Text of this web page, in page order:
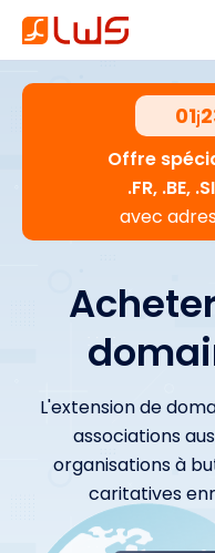
01j
Offre
.FR, .BE,
avec
L'extension de
associations
organisations à
caritatives